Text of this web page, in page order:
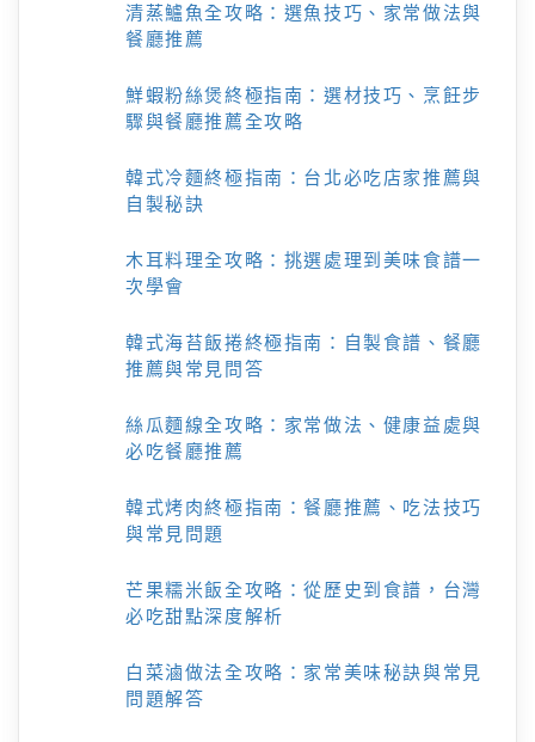
清蒸鱸魚全攻略：選魚技巧、家常做法與
餐廳推薦
鮮蝦粉絲煲終極指南：選材技巧、烹飪步
驟與餐廳推薦全攻略
韓式冷麵終極指南：台北必吃店家推薦與
自製秘訣
木耳料理全攻略：挑選處理到美味食譜一
次學會
韓式海苔飯捲終極指南：自製食譜、餐廳
推薦與常見問答
絲瓜麵線全攻略：家常做法、健康益處與
必吃餐廳推薦
韓式烤肉終極指南：餐廳推薦、吃法技巧
與常見問題
芒果糯米飯全攻略：從歷史到食譜，台灣
必吃甜點深度解析
白菜滷做法全攻略：家常美味秘訣與常見
問題解答